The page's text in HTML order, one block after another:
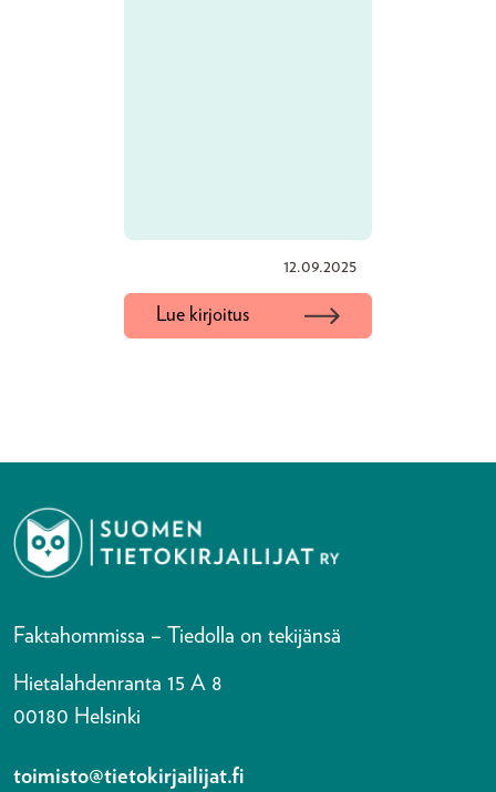
12.09.2025
Lue kirjoitus
Faktahommissa – Tiedolla on tekijänsä
Hietalahdenranta 15 A 8
00180 Helsinki
toimisto@tietokirjailijat.fi